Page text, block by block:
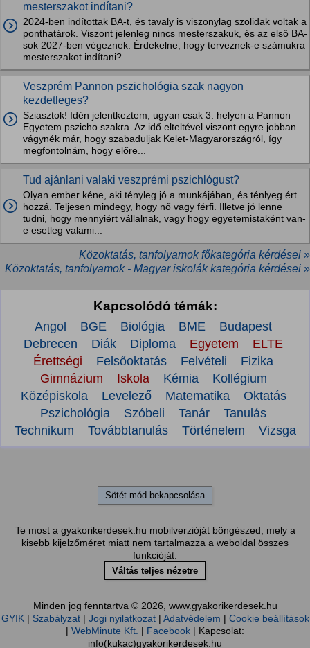
mesterszakot indítani?
2024-ben indítottak BA-t, és tavaly is viszonylag szolidak voltak a
ponthatárok. Viszont jelenleg nincs mesterszakuk, és az első BA-
sok 2027-ben végeznek. Érdekelne, hogy terveznek-e számukra
mesterszakot indítani?
Veszprém Pannon pszichológia szak nagyon
kezdetleges?
Sziasztok! Idén jelentkeztem, ugyan csak 3. helyen a Pannon
Egyetem pszicho szakra. Az idő elteltével viszont egyre jobban
vágynék már, hogy szabaduljak Kelet-Magyarországról, így
megfontolnám, hogy előre...
Tud ajánlani valaki veszprémi pszichlógust?
Olyan ember kéne, aki tényleg jó a munkájában, és ténlyeg ért
hozzá. Teljesen mindegy, hogy nő vagy férfi. Illetve jó lenne
tudni, hogy mennyiért vállalnak, vagy hogy egyetemistaként van-
e esetleg valami...
Közoktatás, tanfolyamok főkategória kérdései »
Közoktatás, tanfolyamok - Magyar iskolák kategória kérdései »
Kapcsolódó témák:
Angol BGE Biológia BME
Budapest
Debrecen
Diák Diploma Egyetem
ELTE
Érettségi
Felsőoktatás Felvételi
Fizika
Gimnázium
Iskola Kémia
Kollégium
Középiskola
Levelező Matematika
Oktatás
Pszichológia
Szóbeli Tanár
Tanulás
Technikum
Továbbtanulás Történelem Vizsga
Sötét mód bekapcsolása
Te most a gyakorikerdesek.hu mobilverzióját böngészed, mely a
kisebb kijelzőméret miatt nem tartalmazza a weboldal összes
funkcióját.
Váltás teljes nézetre
Minden jog fenntartva © 2026, www.gyakorikerdesek.hu
GYIK| Szabályzat| Jogi nyilatkozat| Adatvédelem | Cookie beállítások
| WebMinute Kft. | Facebook | Kapcsolat:
info(kukac)gyakorikerdesek.hu